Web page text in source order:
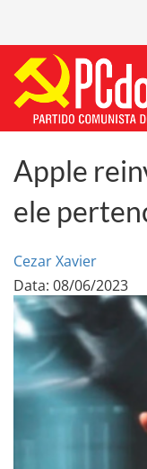
Apple
ele
Cezar Xavier
Data: 08/06/2023